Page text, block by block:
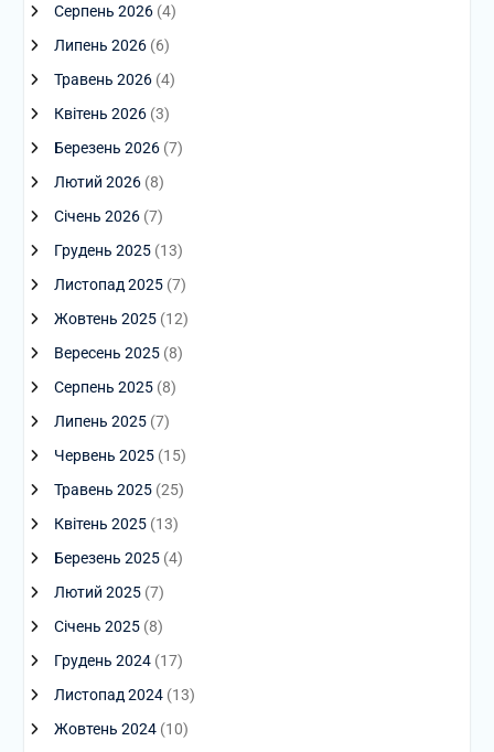
Серпень 2026(4)
Липень 2026(6)
Травень 2026(4)
Квітень 2026(3)
Березень 2026(7)
Лютий 2026(8)
Січень 2026(7)
Грудень 2025(13)
Листопад 2025(7)
Жовтень 2025(12)
Вересень 2025(8)
Серпень 2025(8)
Липень 2025(7)
Червень 2025(15)
Травень 2025(25)
Квітень 2025(13)
Березень 2025(4)
Лютий 2025(7)
Січень 2025(8)
Грудень 2024(17)
Листопад 2024(13)
Жовтень 2024(10)